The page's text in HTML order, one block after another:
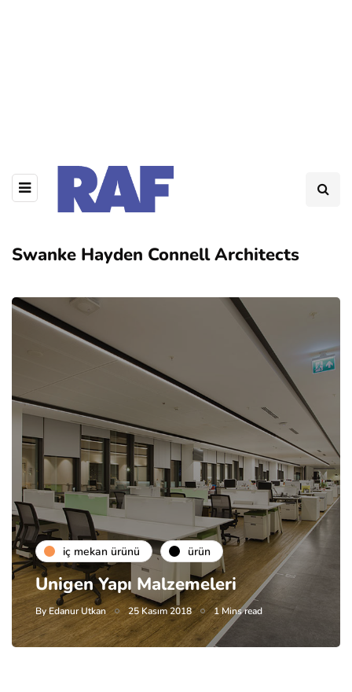
Swanke Hayden Connell Architects
i̇ç mekan ürünü ürün
Unigen Yapı Malzemeleri
By Edanur Utkan 25 Kasım 2018 1 Mins read